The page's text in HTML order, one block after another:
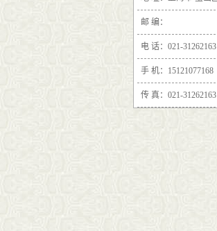
邮 编：
电 话：021-31262163
手 机：15121077168
传 真：021-31262163